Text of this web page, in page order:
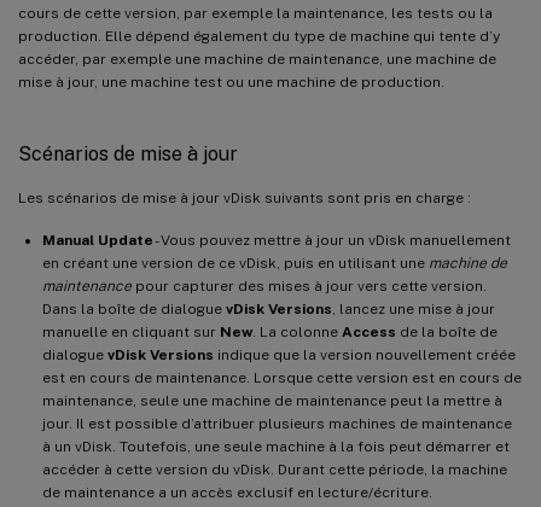
cours de cette version, par exemple la maintenance, les tests ou la
production. Elle dépend également du type de machine qui tente d’y
accéder, par exemple une machine de maintenance, une machine de
mise à jour, une machine test ou une machine de production.
Scénarios de mise à jour
Les scénarios de mise à jour vDisk suivants sont pris en charge :
Manual Update- Vous pouvez mettre à jour un vDisk manuellement
en créant une version de ce vDisk, puis en utilisant une machine de
maintenance pour capturer des mises à jour vers cette version.
Dans la boîte de dialogue vDisk Versions , lancez une mise à jour
manuelle en cliquant sur New . La colonne Access de la boîte de
dialogue vDisk Versions indique que la version nouvellement créée
est en cours de maintenance. Lorsque cette version est en cours de
maintenance, seule une machine de maintenance peut la mettre à
jour. Il est possible d’attribuer plusieurs machines de maintenance
à un vDisk. Toutefois, une seule machine à la fois peut démarrer et
accéder à cette version du vDisk. Durant cette période, la machine
de maintenance a un accès exclusif en lecture/écriture.